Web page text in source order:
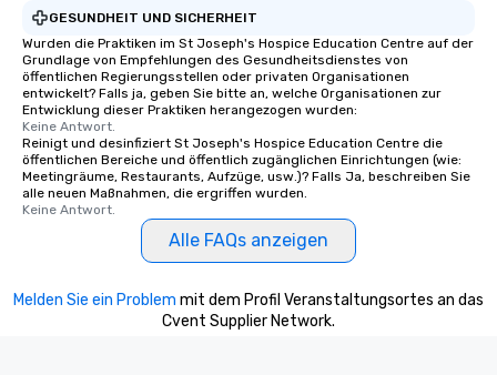
GESUNDHEIT UND SICHERHEIT
Wurden die Praktiken im St Joseph's Hospice Education Centre auf der
Grundlage von Empfehlungen des Gesundheitsdienstes von
öffentlichen Regierungsstellen oder privaten Organisationen
entwickelt? Falls ja, geben Sie bitte an, welche Organisationen zur
Entwicklung dieser Praktiken herangezogen wurden:
Keine Antwort.
Reinigt und desinfiziert St Joseph's Hospice Education Centre die
öffentlichen Bereiche und öffentlich zugänglichen Einrichtungen (wie:
Meetingräume, Restaurants, Aufzüge, usw.)? Falls Ja, beschreiben Sie
alle neuen Maßnahmen, die ergriffen wurden.
Keine Antwort.
Alle FAQs anzeigen
Melden Sie ein Problem mit dem Profil Veranstaltungsortes an das
Cvent Supplier Network.